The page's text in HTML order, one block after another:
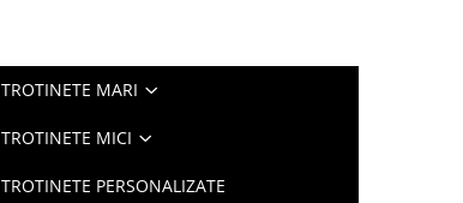
TROTINETE MARI
TROTINETE MICI
TROTINETE PERSONALIZATE